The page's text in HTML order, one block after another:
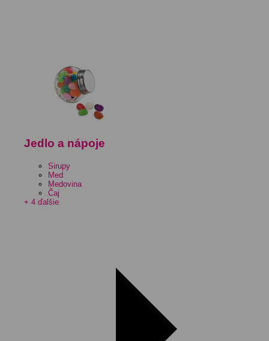
Jedlo a nápoje
Sirupy
Med
Medovina
Čaj
+ 4 ďalšie